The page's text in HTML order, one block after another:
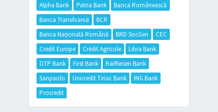
Alpha Bank Patria Bank
Banca Românească
Banca Transilvania
BCR
Banca Națională Română
BRD SocGen
CEC
Credit Europe
Crédit Agricole
Libra Bank
OTP Bank
First Bank
Raiffeisen Bank
Sanpaolo
Unicredit Tiriac Bank
ING Bank
Procredit